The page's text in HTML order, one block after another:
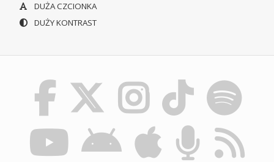
DUŻA CZCIONKA
DUŻY KONTRAST